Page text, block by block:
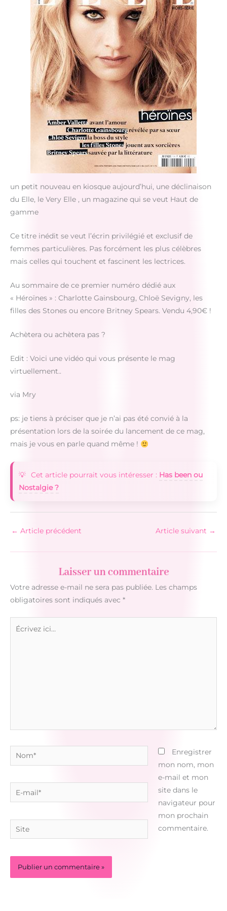
un petit nouveau en kiosque aujourd’hui, une déclinaison
du Elle, le Very Elle , un magazine qui se veut Haut de
gamme
Ce titre inédit se veut l’écrin privilégié et exclusif de
femmes particulières. Pas forcément les plus célèbres
mais celles qui touchent et fascinent les lectrices.
Au sommaire de ce premier numéro dédié aux
« Héroïnes » : Charlotte Gainsbourg, Chloë Sevigny, les
filles des Stones ou encore Britney Spears. Vendu 4,90€ !
Achètera ou achètera pas ?
Edit : Voici une vidéo qui vous présente le mag
virtuellement..
via Mry
ps: je tiens à préciser que je n’ai pas été convié à la
présentation lors de la soirée du lancement de ce mag,
mais je vous en parle quand même !
Cet article pourrait vous intéresser : Has been ou
Nostalgie ?
← Article précédent Article suivant →
Laisser un commentaire
Votre adresse e-mail ne sera pas publiée. Les champs
obligatoires sont indiqués avec *
Nom*
E-
mail*
Site
Enregistrer
mon nom, mon
e-mail et mon
site dans le
navigateur pour
mon prochain
commentaire.